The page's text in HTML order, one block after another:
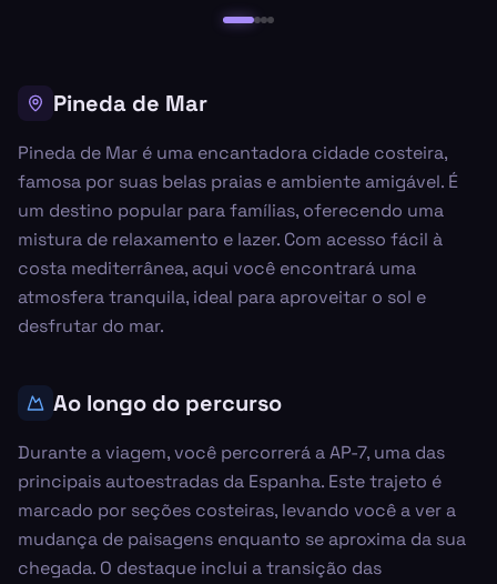
Pineda de Mar
Pineda de Mar é uma encantadora cidade costeira,
famosa por suas belas praias e ambiente amigável. É
um destino popular para famílias, oferecendo uma
mistura de relaxamento e lazer. Com acesso fácil à
costa mediterrânea, aqui você encontrará uma
atmosfera tranquila, ideal para aproveitar o sol e
desfrutar do mar.
Ao longo do percurso
Durante a viagem, você percorrerá a AP-7, uma das
principais autoestradas da Espanha. Este trajeto é
marcado por seções costeiras, levando você a ver a
mudança de paisagens enquanto se aproxima da sua
chegada. O destaque inclui a transição das